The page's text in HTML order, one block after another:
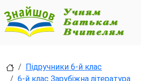
Підручники 6-й клас
6-й клас Зарубіжна література